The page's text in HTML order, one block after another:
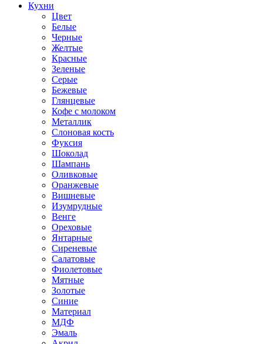
Кухни
Цвет
Белые
Черные
Желтые
Красные
Зеленые
Серые
Бежевые
Глянцевые
Кофе с молоком
Металлик
Слоновая кость
Фуксия
Шоколад
Шампань
Оливковые
Оранжевые
Вишневые
Изумрудные
Венге
Ореховые
Янтарные
Сиреневые
Салатовые
Фиолетовые
Мятные
Золотые
Синие
Материал
МДФ
Эмаль